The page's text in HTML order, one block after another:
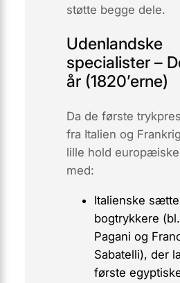
støtte begge dele.
Udenlandske
specialister –
år (1820’erne)
Da de første
fra Italien og
lille hold
med:
Italienske
bogtrykkere
Pagani og
Sabatelli), der
første